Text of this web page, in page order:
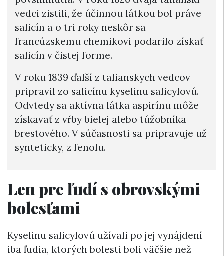
vedci zistili, že účinnou látkou bol práve
salicín a o tri roky neskôr sa
francúzskemu chemikovi podarilo získať
salicín v čistej forme.
V roku 1839 ďalší z talianskych vedcov
pripravil zo salicínu kyselinu salicylovú.
Odvtedy sa aktívna látka aspirínu môže
získavať z vŕby bielej alebo túžobníka
brestového. V súčasnosti sa pripravuje už
synteticky, z fenolu.
Len pre ľudí s obrovskými
bolesťami
Kyselinu salicylovú užívali po jej vynájdení
iba ľudia, ktorých bolesti boli väčšie než